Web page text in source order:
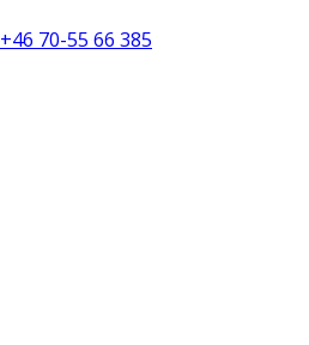
+46 70-55 66 385